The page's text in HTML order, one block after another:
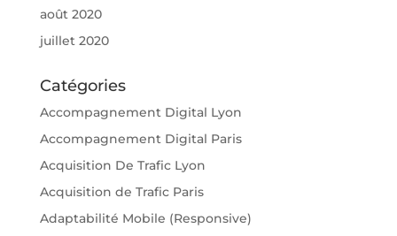
août 2020
juillet 2020
Catégories
Accompagnement Digital Lyon
Accompagnement Digital Paris
Acquisition De Trafic Lyon
Acquisition de Trafic Paris
Adaptabilité Mobile (Responsive)